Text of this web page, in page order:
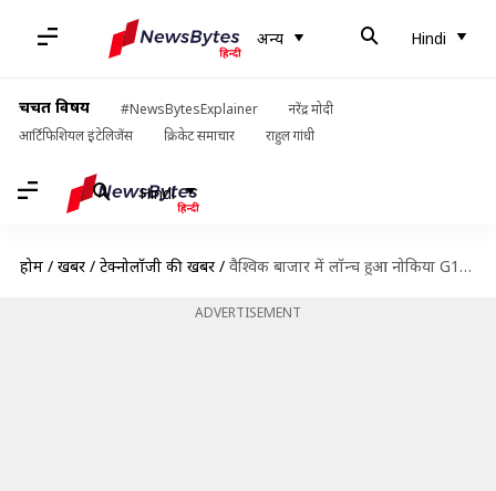
अन्य Hindi
चर्चित विषय #NewsBytesExplainer
नरेंद्र मोदी
आर्टिफिशियल इंटेलिजेंस
क्रिकेट समाचार राहुल गांधी
Hindi
होम / खबरें / टेक्नोलॉजी की खबरें / वैश्विक बाजार में लॉन्च हुआ नोकिया G11 स्मार्टफोन, जानिए क्या हैं फीचर्स और स्पेसिफिकेशंस
ADVERTISEMENT